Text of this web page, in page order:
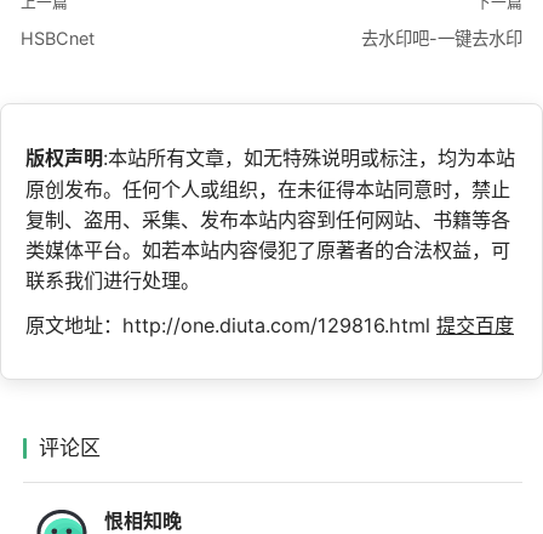
HSBCnet 去水印吧-一键去水印
版权声明:本站所有文章，如无特殊说明或标注，均为本站
原创发布。任何个人或组织，在未征得本站同意时，禁止
复制、盗用、采集、发布本站内容到任何网站、书籍等各
类媒体平台。如若本站内容侵犯了原著者的合法权益，可
联系我们进行处理。
原文地址：http://one.diuta.com/129816.html 提交百度
评论区
恨相知晚